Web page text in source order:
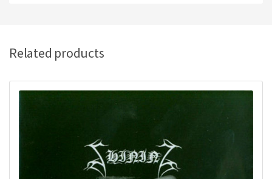
Related products